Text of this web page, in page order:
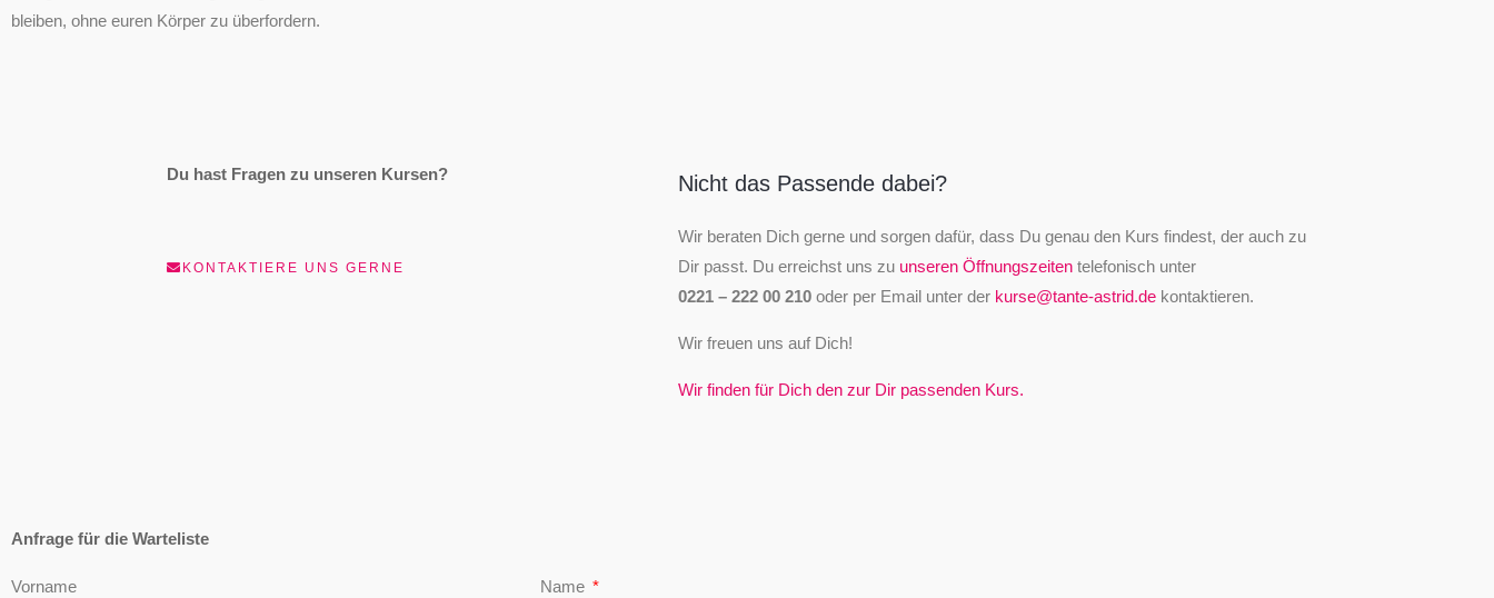
bleiben, ohne euren Körper zu überfordern.
Du hast Fragen zu unseren Kursen?
KONTAKTIERE UNS GERNE
Nicht das Passende dabei?
Wir beraten Dich gerne und sorgen dafür, dass Du genau den Kurs findest, der auch zu
Dir passt. Du erreichst uns zu unseren Öffnungszeiten telefonisch unter
0221 – 222 00 210 oder per Email unter der kurse@tante-astrid.de kontaktieren.
Wir freuen uns auf Dich!
Wir finden für Dich den zur Dir passenden Kurs.
Anfrage für die Warteliste
Vorname Name